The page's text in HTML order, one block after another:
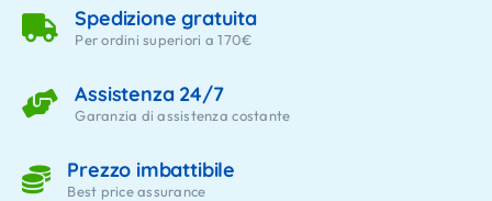
Spedizione gratuita
Per ordini superiori a 170€
Assistenza 24/7
Garanzia di assistenza costante
Prezzo imbattibile
Best price assurance